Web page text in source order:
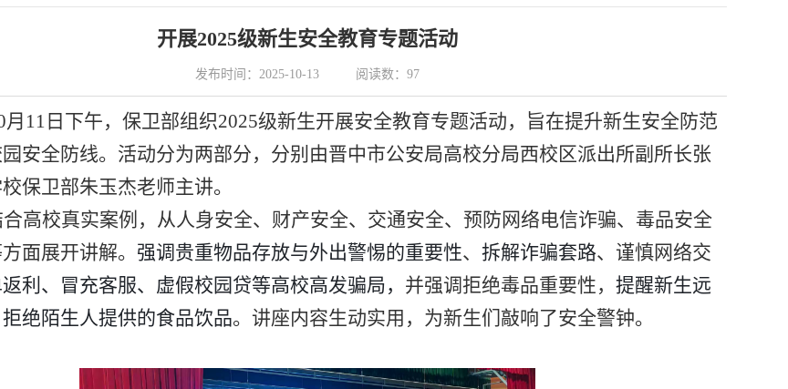
开展2025级新生安全教育专题活动
发布时间：2025-10-13 阅读数： 97
月11日下午，保卫部组织2025级新生开展安全教育专题活动，旨在提升新生安全防范
安全防线。活动分为两部分，分别由晋中市公安局高校分局西校区派出所副所长张
保卫部朱玉杰老师主讲。
合高校真实案例，从人身安全、财产安全、交通安全、预防网络电信诈骗、毒品安全
方面展开讲解。 强调贵重物品存放与外出警惕的重要性、拆解诈骗套路、 谨慎网络交
利、冒充客服、虚假校园贷等高校高发骗局， 并强调拒绝毒品重要性，提醒新生远
绝陌生人提供的食品饮品。讲座内容生动实用，为新生们敲响了安全警钟。